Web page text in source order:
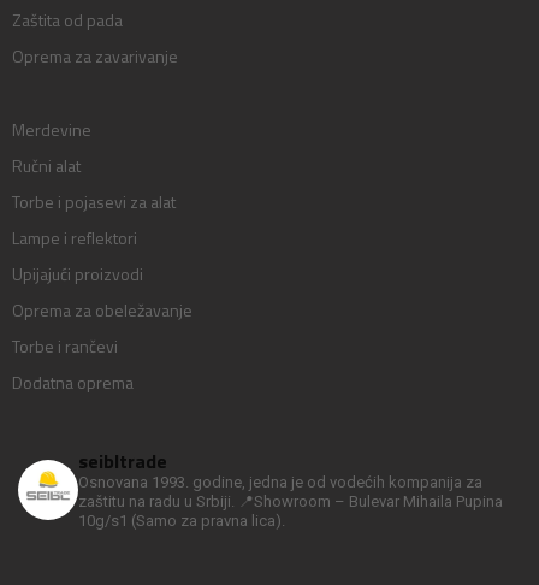
Zaštita od pada
Oprema za zavarivanje
Merdevine
Ručni alat
Torbe i pojasevi za alat
Lampe i reflektori
Upijajući proizvodi
Oprema za obeležavanje
Torbe i rančevi
Dodatna oprema
seibltrade
Osnovana 1993. godine, jedna je od vodećih kompanija za
zaštitu na radu u Srbiji.
📍Showroom – Bulevar Mihaila Pupina
10g/s1 (Samo za pravna lica).